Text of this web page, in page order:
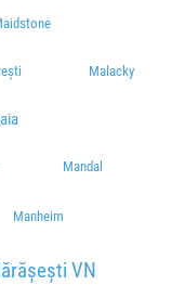
Malacky
Mandal
Manheim
VN